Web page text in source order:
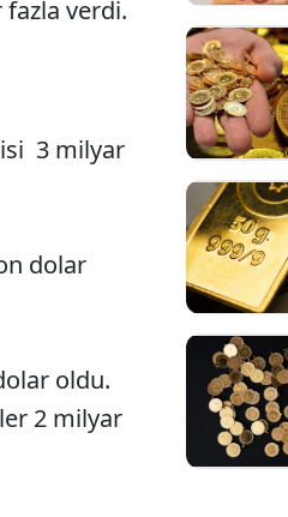
fazla verdi.
3 milyar
dolar
oldu.
2 milyar